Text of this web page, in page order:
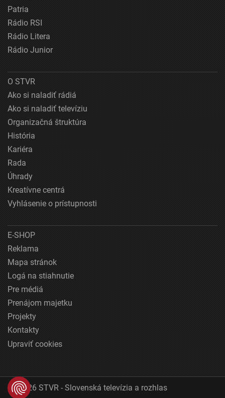
Patria
Rádio RSI
Rádio Litera
Rádio Junior
O STVR
Ako si naladiť rádiá
Ako si naladiť televíziu
Organizačná štruktúra
História
Kariéra
Rada
Úhrady
Kreatívne centrá
Vyhlásenie o prístupnosti
E-SHOP
Reklama
Mapa stránok
Logá na stiahnutie
Pre médiá
Prenájom majetku
Projekty
Kontakty
Upraviť cookies
© 2026 STVR - Slovenská televízia a rozhlas